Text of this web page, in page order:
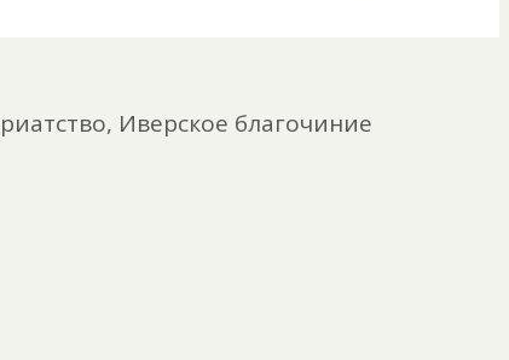
Иверское благочиние